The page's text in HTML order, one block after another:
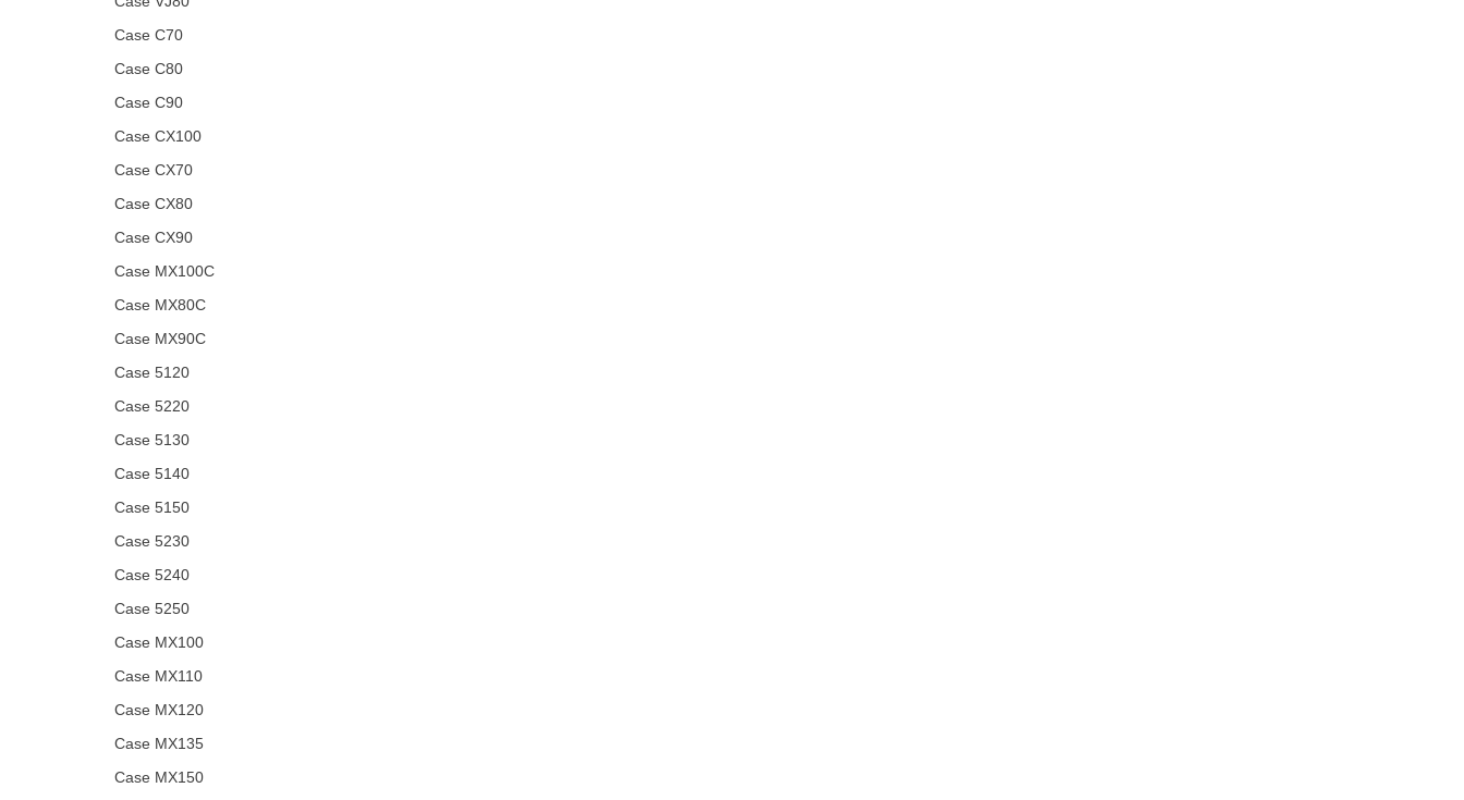
Case C70
Case C80
Case C90
Case CX100
Case CX70
Case CX80
Case CX90
Case MX100C
Case MX80C
Case MX90C
Case 5120
Case 5220
Case 5130
Case 5140
Case 5150
Case 5230
Case 5240
Case 5250
Case MX100
Case MX110
Case MX120
Case MX135
Case MX150